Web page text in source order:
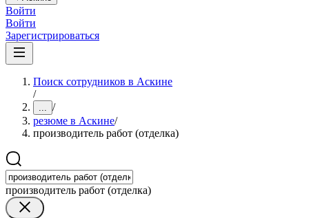
Войти
Войти
Зарегистрироваться
Поиск сотрудников в Аскине
/
... /
резюме в Аскине/
производитель работ (отделка)
производитель работ (отделка)